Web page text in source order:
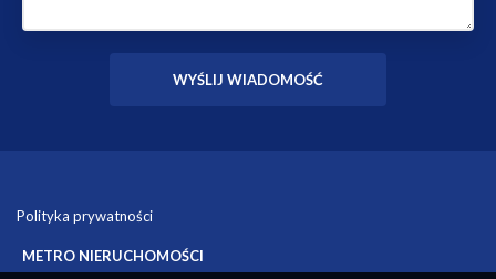
Polityka prywatności
METRO NIERUCHOMOŚCI